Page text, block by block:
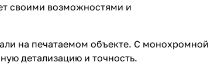
своими возможностями и
на печатаемом объекте. С монохромной
детализацию и точность.